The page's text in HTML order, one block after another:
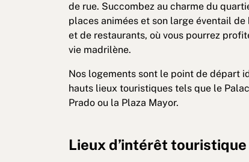
de rue. Succombez au charme du
places animées et son large éventail
et de restaurants, où vous pourrez
vie madrilène.
Nos logements sont le point de départ
hauts lieux touristiques tels que le
Prado ou la Plaza Mayor.
Lieux d’intérêt touristique